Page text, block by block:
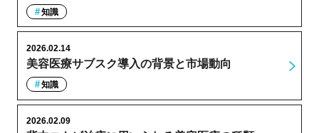
知識
美容医療サブスク導入の背景と市場動向
2026.02.14
知識
2026.02.09